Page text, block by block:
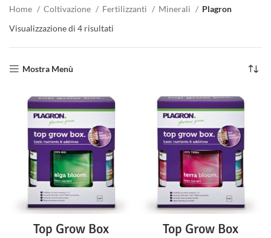
Home Coltivazione Fertilizzanti Minerali
Plagron
Visualizzazione di 4 risultati
Mostra Menù
Top Grow Box
Top Grow Box